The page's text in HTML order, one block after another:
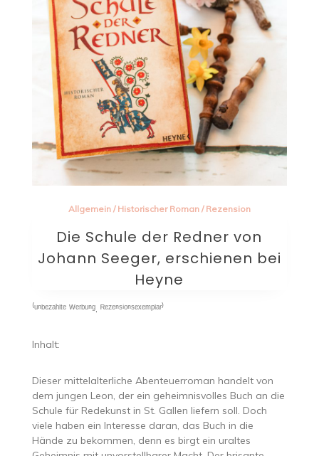
Allgemein/ Historischer Roman/ Rezension
Die Schule der Redner von
Johann Seeger, erschienen bei
Heyne
⁽ᵘⁿᵇᵉᶻᵃʰˡᵗᵉ ᵂᵉʳᵇᵘⁿᵍ, ᴿᵉᶻᵉⁿˢⁱᵒⁿˢᵉˣᵉᵐᵖˡᵃʳ⁾
Inhalt:
Dieser mittelalterliche Abenteuerroman handelt von
dem jungen Leon, der ein geheimnisvolles Buch an die
Schule für Redekunst in St. Gallen liefern soll. Doch
viele haben ein Interesse daran, das Buch in die
Hände zu bekommen, denn es birgt ein uraltes